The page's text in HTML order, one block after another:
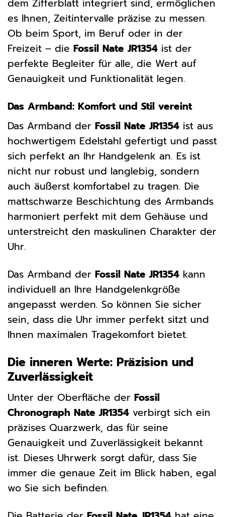
dem Zifferblatt integriert sind, ermöglichen
es Ihnen, Zeitintervalle präzise zu messen.
Ob beim Sport, im Beruf oder in der
Freizeit – die Fossil Nate JR1354 ist der
perfekte Begleiter für alle, die Wert auf
Genauigkeit und Funktionalität legen.
Das Armband: Komfort und Stil vereint
Das Armband der Fossil Nate JR1354 ist aus
hochwertigem Edelstahl gefertigt und passt
sich perfekt an Ihr Handgelenk an. Es ist
nicht nur robust und langlebig, sondern
auch äußerst komfortabel zu tragen. Die
mattschwarze Beschichtung des Armbands
harmoniert perfekt mit dem Gehäuse und
unterstreicht den maskulinen Charakter der
Uhr.
Das Armband der Fossil Nate JR1354 kann
individuell an Ihre Handgelenkgröße
angepasst werden. So können Sie sicher
sein, dass die Uhr immer perfekt sitzt und
Ihnen maximalen Tragekomfort bietet.
Die inneren Werte: Präzision und
Zuverlässigkeit
Unter der Oberfläche der Fossil
Chronograph Nate JR1354 verbirgt sich ein
präzises Quarzwerk, das für seine
Genauigkeit und Zuverlässigkeit bekannt
ist. Dieses Uhrwerk sorgt dafür, dass Sie
immer die genaue Zeit im Blick haben, egal
wo Sie sich befinden.